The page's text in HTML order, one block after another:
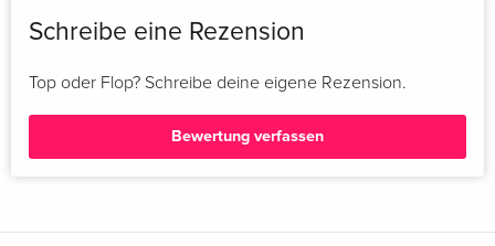
Schreibe eine Rezension
Top oder Flop? Schreibe deine eigene Rezension.
Bewertung verfassen